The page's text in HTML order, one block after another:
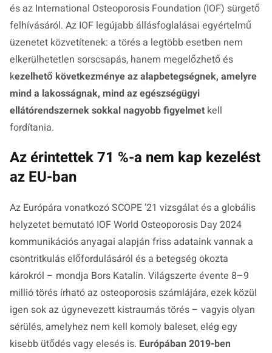
és az International Osteoporosis Foundation (IOF) sürgető
felhívásáról. Az IOF legújabb állásfoglalásai egyértelmű
üzenetet közvetítenek: a törés a legtöbb esetben nem
elkerülhetetlen sorscsapás, hanem megelőzhető és
kezelhető következménye az alapbetegségnek, amelyre
mind a lakosságnak, mind az egészségügyi
ellátórendszernek sokkal nagyobb figyelmet kell
fordítania.
Az érintettek 71 %-a nem kap kezelést
az EU-ban
Az Európára vonatkozó SCOPE ’21 vizsgálat és a globális
helyzetet bemutató IOF World Osteoporosis Day 2024
kommunikációs anyagai alapján friss adataink vannak a
csontritkulás előfordulásáról és a betegség okozta
károkról – mondja Bors Katalin. Világszerte évente 8–9
millió törés írható az osteoporosis számlájára, ezek közül
igen sok az úgynevezett kistraumás törés – vagyis olyan
sérülés, amelyhez nem kell komoly baleset, elég egy
kisebb ütődés vagy elesés is. Európában 2019-ben